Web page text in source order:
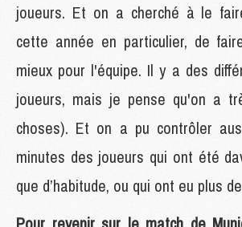
joueurs. Et on a cherché à le
cette année en particulier, de
mieux pour l'équipe. Il y a des
joueurs, mais je pense qu'on a
choses). Et on a pu contrôler
minutes des joueurs qui ont été
que d’habitude, ou qui ont eu plus